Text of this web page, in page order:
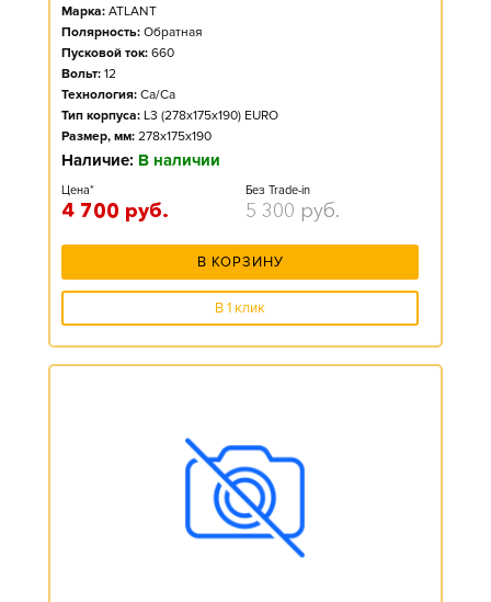
Марка: ATLANT
Полярность: Обратная
Пусковой ток: 660
Вольт: 12
Технология: Ca/Ca
Тип корпуса: L3 (278x175x190) EURO
Размер, мм: 278x175x190
Наличие: В наличии
Цена*
4 700 руб.
Без Trade-in
5 300 руб.
В КОРЗИНУ
В 1 клик